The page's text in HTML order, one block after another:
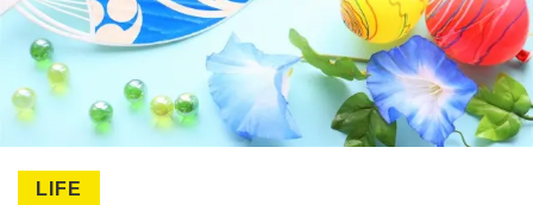
LIFE